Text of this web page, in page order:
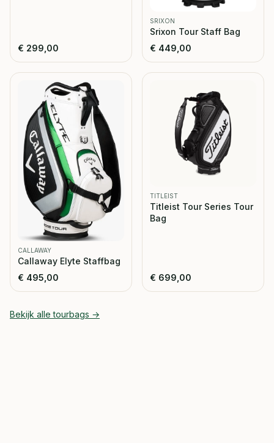
€ 299,00
SRIXON
Srixon Tour Staff Bag
€ 449,00
CALLAWAY
Callaway Elyte Staffbag
€ 495,00
TITLEIST
Titleist Tour Series Tour
Bag
€ 699,00
Bekijk alletourbags →